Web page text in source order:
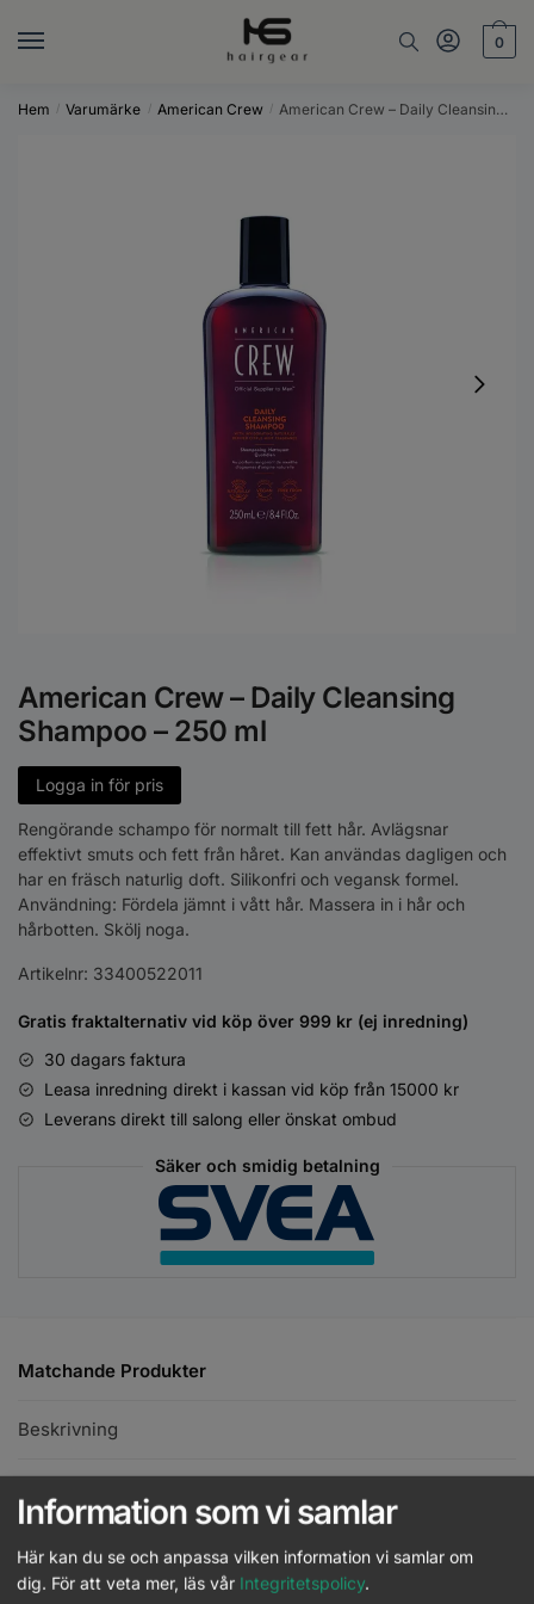
0
Hem / Varumärke / American Crew / American Crew – Daily Cleansing Shampoo – 250 ml
American Crew – Daily Cleansing
Shampoo – 250 ml
Logga in för pris
Rengörande schampo för normalt till fett hår. Avlägsnar
effektivt smuts och fett från håret. Kan användas dagligen och
har en fräsch naturlig doft. Silikonfri och vegansk formel.
Användning: Fördela jämnt i vått hår. Massera in i hår och
hårbotten. Skölj noga.
Artikelnr: 33400522011
Gratis fraktalternativ vid köp över 999 kr (ej inredning)
30 dagars faktura
Leasa inredning direkt i kassan vid köp från 15000 kr
Leverans direkt till salong eller önskat ombud
Säker och smidig betalning
Matchande Produkter
Beskrivning
American Crew - 2 in 1 Skin Moist &
Information som vi samlar
Här kan du se och anpassa vilken information vi samlar om
dig. För att veta mer, läs vår Integritetspolicy.